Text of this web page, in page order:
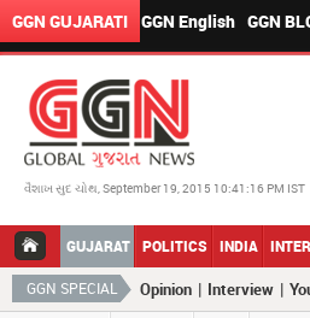
GGN GUJARATI GGN English GGN
વૈશાખ સુદ ચોથ, September 19, 2015 10:41:16 PM IST
GUJARAT POLITICS INDIA
GGN SPECIAL Opinion | Interview |